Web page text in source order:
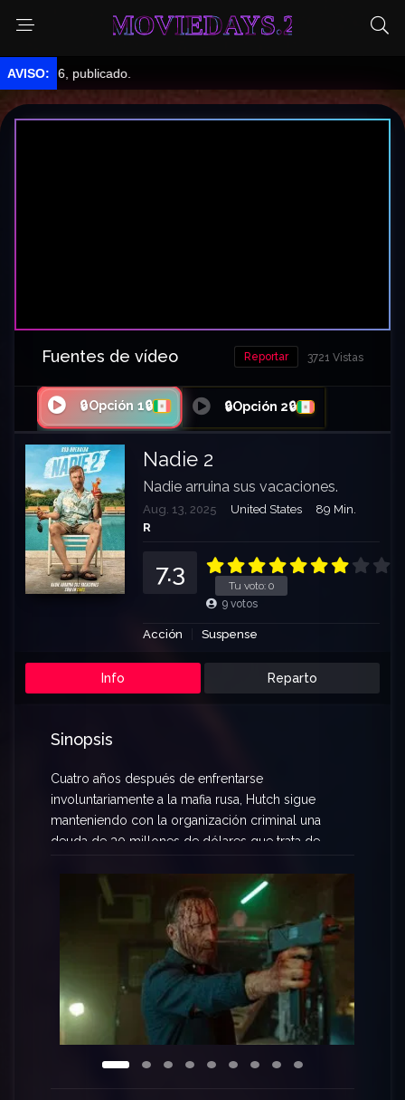
MOVIEDAYS.2
6, publicado.
Fuentes de vídeo 3721 Vistas
Reportar
🔒Opción 1🔒 🔒Opción 2🔒
Nadie 2
Nadie arruina sus vacaciones.
Aug. 13, 2025 United States
89 Min.
R
Tu voto: 0
7.3
9 votos
Acción Suspense
Info Reparto
Sinopsis
Cuatro años después de enfrentarse
involuntariamente a la mafia rusa, Hutch sigue
manteniendo con la organización criminal una
deuda de 30 millones de dólares que trata de
golpes contra matones internacionales. Pese a
disfrutar como siempre de la faceta más
trepidante y física de su «trabajo», Hutch y su
esposa Becca se sienten agotados y distanciados.
Para intentar remediarlo, deciden llevarse a sus
hijos de escapada al mismo lugar al que Hutch iba
de vacaciones con su hermano Harry cuando eran
pequeños.